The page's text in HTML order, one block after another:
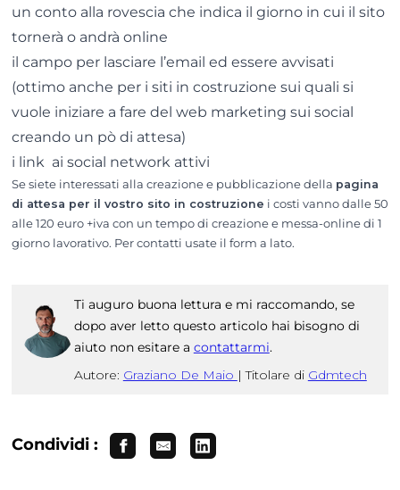
un conto alla rovescia che indica il giorno in cui il sito
tornerà o andrà online
il campo per lasciare l’email ed essere avvisati
(ottimo anche per i siti in costruzione sui quali si
vuole iniziare a fare del web marketing sui social
creando un pò di attesa)
i link ai social network attivi
Se siete interessati alla creazione e pubblicazione della pagina
di attesa per il vostro sito in costruzione i costi vanno dalle 50
alle 120 euro +iva con un tempo di creazione e messa-online di 1
giorno lavorativo. Per contatti usate il form a lato.
Ti auguro buona lettura e mi raccomando, se
dopo aver letto questo articolo hai bisogno di
aiuto non esitare a contattarmi.
Autore: Graziano De Maio | Titolare di Gdmtech
Condividi :